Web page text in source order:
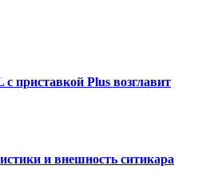
приставкой Plus возглавит
и внешность ситикара